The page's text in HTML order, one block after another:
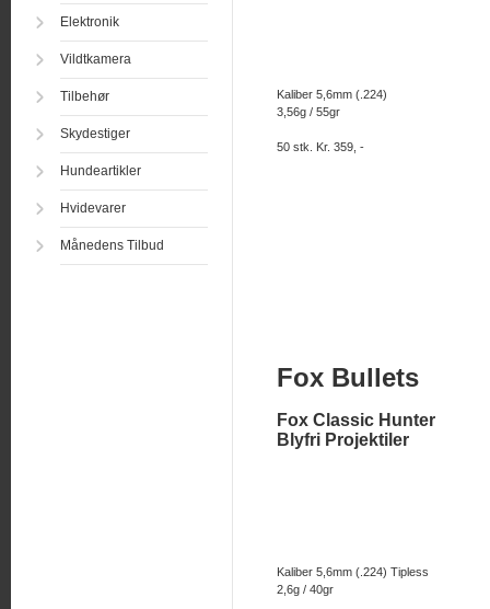
Elektronik
Vildtkamera
Tilbehør
Skydestiger
Hundeartikler
Hvidevarer
Månedens Tilbud
Kaliber 5,6mm (.224)
3,56g / 55gr
50 stk. Kr. 359, -
Fox Bullets
Fox Classic Hunter
Blyfri Projektiler
Kaliber 5,6mm (.224) Tipless
2,6g / 40gr